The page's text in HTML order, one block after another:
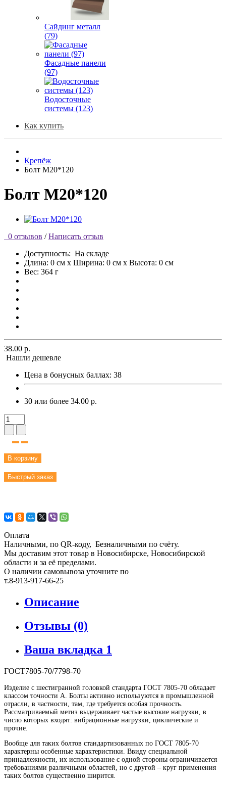
Сайдинг металл
(79)
Фасадные панели
(97)
Водосточные
системы (123)
Как купить
Крепёж
Болт М20*120
Болт М20*120
0 отзывов / Написать отзыв
Доступность: На складе
Длина: 0 см x Ширина: 0 см x Высота: 0 см
Вес: 364 г
38.00 р.
Нашли дешевле
Цена в бонусных баллах: 38
30 или более 34.00 р.
В корзину
Быстрый заказ
Оплата
Наличными, по QR-коду, Безналичными по счёту.
Мы доставим этот товар в Новосибирске, Новосибирской
области и за её пределами.
О наличии самовывоза уточните по
т.8-913-917-66-25
Описание
Отзывы (0)
Ваша вкладка 1
ГОСТ7805-70/7798-70
Изделие с шестигранной головкой стандарта ГОСТ 7805-70 обладает
классом точности A. Болты активно используются в промышленной
отрасли, в частности, там, где требуется особая прочность.
Рассматриваемый метиз выдерживает частые высокие нагрузки, в
число которых входят: вибрационные нагрузки, циклические и
прочие.
Вообще для таких болтов стандартизованных по ГОСТ 7805-70
характерны особенные характеристики. Ввиду специальной
принадлежности, их использование с одной стороны ограничивается
требованиями различными областей, но с другой – круг применения
таких болтов существенно ширится.